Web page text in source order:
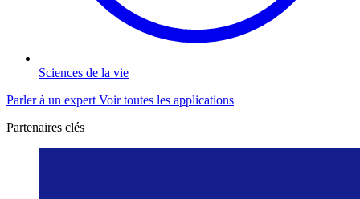
Sciences de la vie
Parler à un expert Voir toutes les applications
Partenaires clés